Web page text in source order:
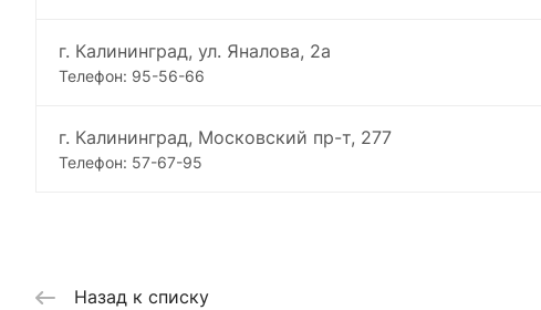
г. Калининград, ул. Яналова, 2а
Телефон: 95-56-66
г. Калининград, Московский пр-т, 277
Телефон: 57-67-95
Назад к списку